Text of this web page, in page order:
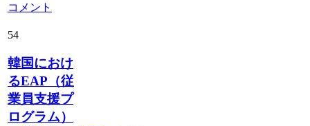
コメント
54
韓国におけ
るEAP（従
業員支援プ
ログラム）